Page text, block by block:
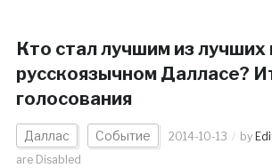
Кто стал лучшим из лучших
русскоязычном Далласе?
голосования
Даллас Событие 2014-10-13 by
are Disabled